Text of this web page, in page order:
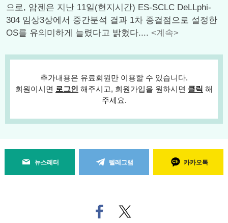
으로, 암젠은 지난 11일(현지시간) ES-SCLC DeLLphi-
304 임상3상에서 중간분석 결과 1차 종결점으로 설정한
OS를 유의미하게 늘렸다고 밝혔다.... <계속>
추가내용은 유료회원만 이용할 수 있습니다.
회원이시면 로그인 해주시고, 회원가입을 원하시면 클릭 해
주세요.
뉴스레터 텔레그램 카카오톡
페
이
트위
터로